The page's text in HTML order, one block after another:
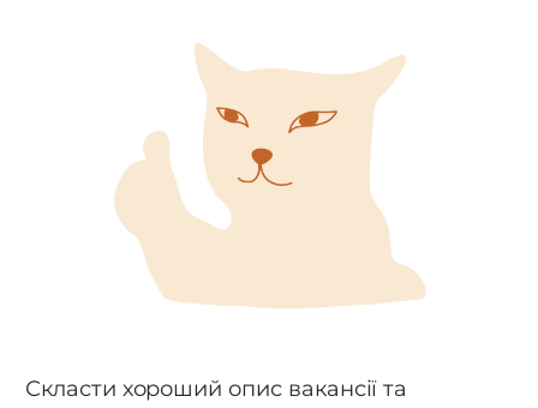
Скласти хороший опис вакансії та